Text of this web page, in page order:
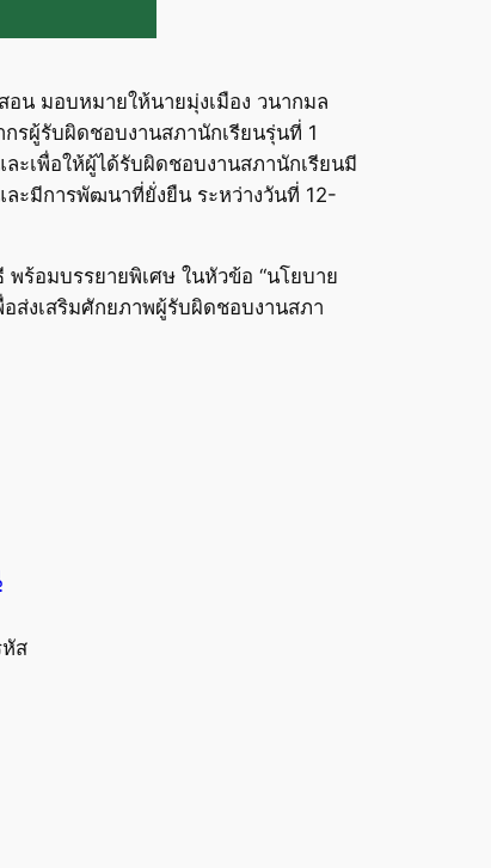
น มอบหมายให้นายมุ่งเมือง วนากมล
รผู้รับผิดชอบงานสภานักเรียนรุ่นที่ 1
ะเพื่อให้ผู้ได้รับผิดชอบงานสภานักเรียนมี
ละมีการพัฒนาที่ยั่งยืน ระหว่างวันที่ 12-
ร้อมบรรยายพิเศษ ในหัวข้อ “นโยบาย
อส่งเสริมศักยภาพผู้รับผิดชอบงานสภา
ส